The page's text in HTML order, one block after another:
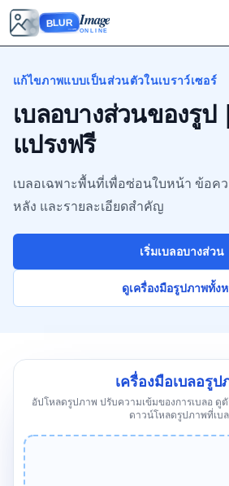
BLUR Image
ONLINE
แก้ไขภาพแบบเป็นส่วนตัวในเบราว์เซอร์
เบลอบางส่วนของรูป
แปรงฟรี
เบลอเฉพาะพื้นที่เพื่อซ่อนใบหน้า ข้อค
หลัง และรายละเอียดสำคัญ
เริ่มเบลอบางส่วน
ดูเครื่องมือรูปภาพทั้ง
เครื่องมือเบลอรูป
อัปโหลดรูปภาพ ปรับความเข้มของการเบลอ ดู
ดาวน์โหลดรูปภาพที่เบ